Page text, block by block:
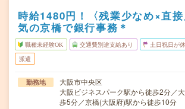
時給1480円！〈残業少なめ×直
気の京橋で銀行事務＊
職種未経験OK 交通費別途支給あり 土日祝日が
派遣
勤務地
大阪市中央区
大阪ビジネスパーク駅から徒歩2分／
歩5分／京橋(大阪府)駅から徒歩10分